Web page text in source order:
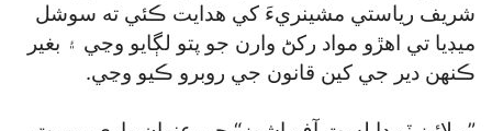
شريف رياستي مشينريءَ کي هدايت ڪئي ته سوشل
ميڊيا تي اهڙو مواد رکڻ وارن جو پتو لڳايو وڃي ۽ بغير
ڪنهن دير جي کين قانون جي روبرو ڪيو وڃي.